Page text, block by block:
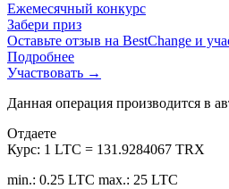
Ежемесячный конкурс
Забери приз
Оставьте отзыв на BestChange и
Подробнее
Участвовать →
Данная операция производится в
Отдаете
Курс: 1 LTC = 131.9284067 TRX
min.: 0.25 LTC max.: 25 LTC